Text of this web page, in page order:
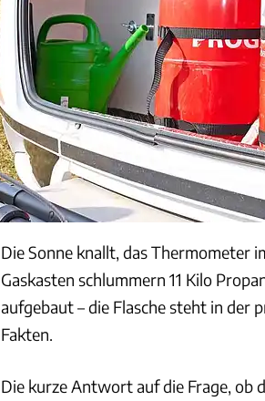
Die Sonne knallt, das Thermometer
Gaskasten schlummern 11 Kilo
aufgebaut – die Flasche steht in der
Fakten.
Die kurze Antwort auf die Frage, ob